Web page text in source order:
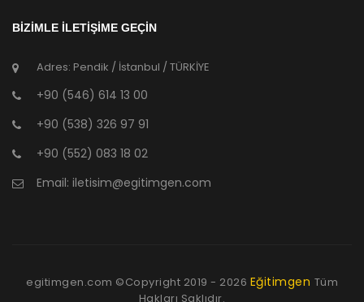
BİZİMLE İLETİŞİME GEÇİN
Adres: Pendik / İstanbul / TÜRKİYE
+90 (546) 614 13 00
+90 (538) 326 97 91
+90 (552) 083 18 02
Email: iletisim@egitimgen.com
egitimgen.com ©Copyright 2019 - 2026 Eğitimgen Tüm
Hakları Saklıdır.